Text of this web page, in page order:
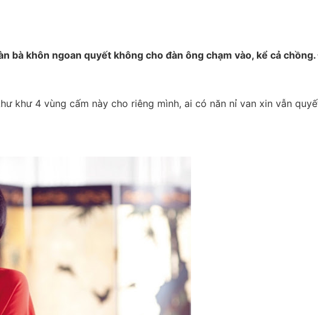
bà khôn ngoan quyết không cho đàn ông chạm vào, kể cả chồng.
khư 4 vùng cấm này cho riêng mình, ai có năn nỉ van xin vẫn